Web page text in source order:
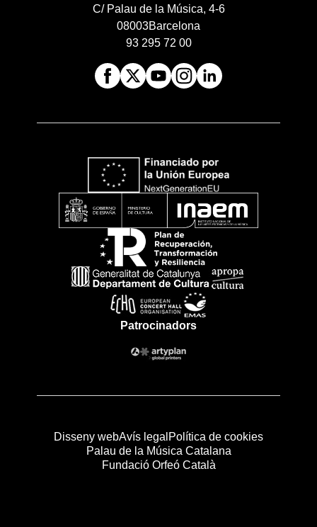
C/ Palau de la Música, 4-6
08003Barcelona
93 295 72 00
Patrocinadors
Disseny webAvís legal Política de cookies
Palau de la Música Catalana
Fundació Orfeó Català